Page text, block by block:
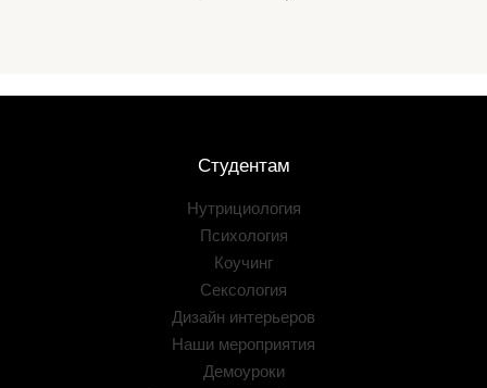
Студентам
Нутрициология
Психология
Коучинг
Сексология
Дизайн интерьеров
Наши мероприятия
Демоуроки